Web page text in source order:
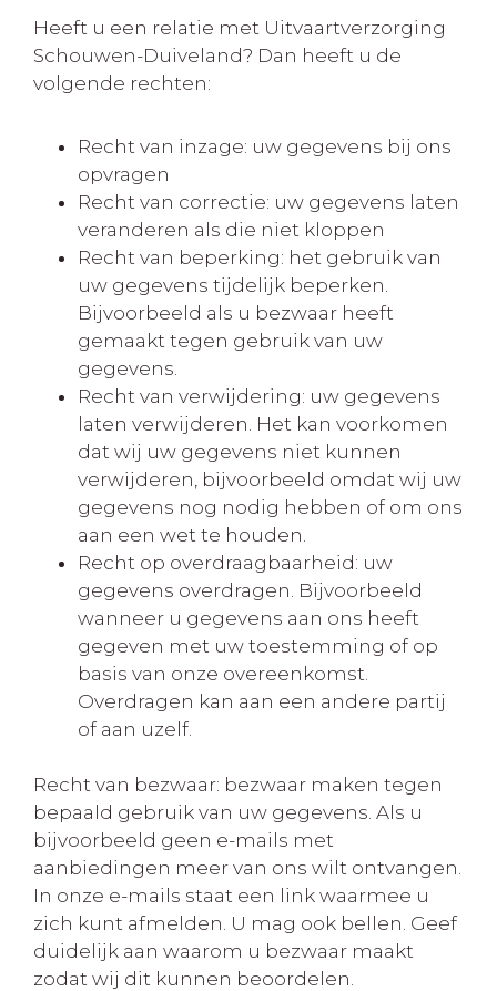
Heeft u een relatie met Uitvaartverzorging
Schouwen-Duiveland? Dan heeft u de
volgende rechten:
Recht van inzage: uw gegevens bij ons
opvragen
Recht van correctie: uw gegevens laten
veranderen als die niet kloppen
Recht van beperking: het gebruik van
uw gegevens tijdelijk beperken.
Bijvoorbeeld als u bezwaar heeft
gemaakt tegen gebruik van uw
gegevens.
Recht van verwijdering: uw gegevens
laten verwijderen. Het kan voorkomen
dat wij uw gegevens niet kunnen
verwijderen, bijvoorbeeld omdat wij uw
gegevens nog nodig hebben of om ons
aan een wet te houden.
Recht op overdraagbaarheid: uw
gegevens overdragen. Bijvoorbeeld
wanneer u gegevens aan ons heeft
gegeven met uw toestemming of op
basis van onze overeenkomst.
Overdragen kan aan een andere partij
of aan uzelf.
Recht van bezwaar: bezwaar maken tegen
bepaald gebruik van uw gegevens. Als u
bijvoorbeeld geen e-mails met
aanbiedingen meer van ons wilt ontvangen.
In onze e-mails staat een link waarmee u
zich kunt afmelden. U mag ook bellen. Geef
duidelijk aan waarom u bezwaar maakt
zodat wij dit kunnen beoordelen.